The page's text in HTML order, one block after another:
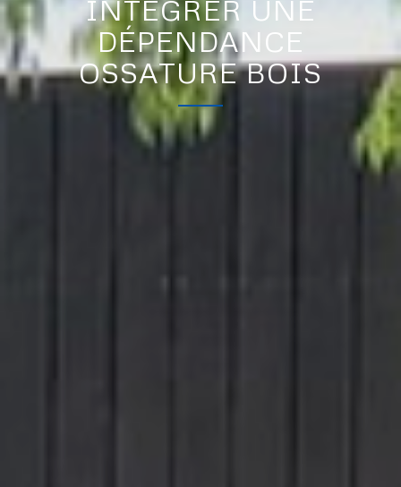
INTÉGRER UNE
DÉPENDANCE
OSSATURE BOIS